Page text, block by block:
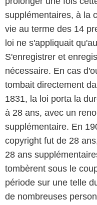
supplémentaires, à la
vie au terme des 14
loi ne s'appliquait
S'enregistrer et
nécessaire. En cas
tombait directement
1831, la loi porta la
à 28 ans, avec un
supplémentaire. En
copyright fut de 28
28 ans
tombèrent sous le
période sur une telle
de nombreuses